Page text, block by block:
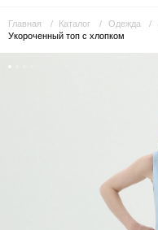
Главная Каталог Одежда
Укороченный топ с хлопком